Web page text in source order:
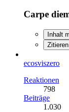
Carpe
Inhalt
Zitieren
ecosviszero
Reaktionen
798
Beiträge
1.030